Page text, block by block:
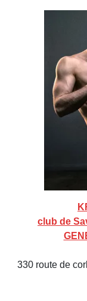
club de
330 route de